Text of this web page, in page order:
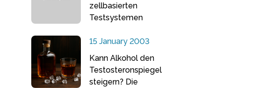
zellbasierten
Testsystemen
15 January 2003
Kann Alkohol den
Testosteronspiegel
steigern? Die